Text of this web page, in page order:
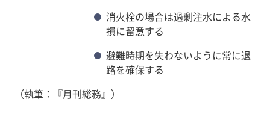
消火栓の場合は過剰注水による水
損に留意する
避難時期を失わないように常に退
路を確保する
（執筆：『月刊総務』）